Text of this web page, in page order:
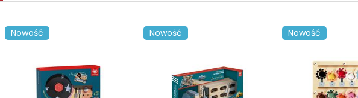
Nowość Nowość Nowość